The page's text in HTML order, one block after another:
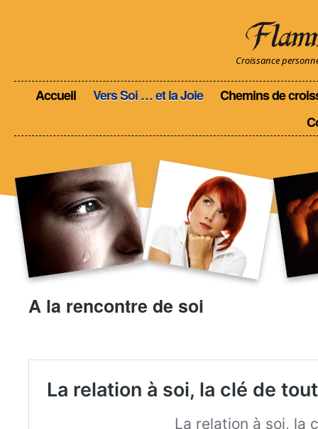
Croissance
Accueil Vers Soi … et la Joie
Chemins de
A la rencontre de soi